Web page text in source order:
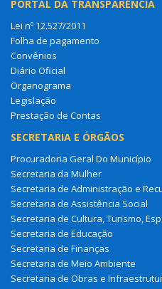
PORTAL DA TRANSPARÊNCIA
Lei nº 12.527/2011
Folha de pagamento
Convênios
Diário Oficial
Organograma
Legislação
Prestação de Contas
SECRETARIA E ÓRGÃOS
Procuradoria Geral Do Município
Secretaria da Mulher
Secretaria de Administração e
Secretaria de Assistência Social
Secretaria de Cultura, Turismo,
Secretaria de Educação
Secretaria de Finanças
Secretaria de Meio Ambiente
Secretaria de Obras e